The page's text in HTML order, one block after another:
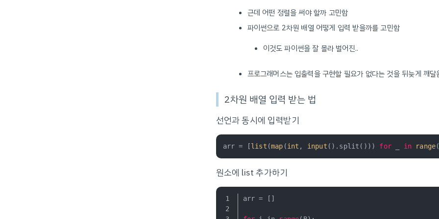
근데 어떤 정렬을 써야 할까 고민함
파이썬으로 2차원 배열 어떻게 입력 받을까를 고민함
이것도 파이썬을 잘 몰라 벌어진..
프로그래머스는 입출력을 구현할 필요가 없다는 것을 뒤늦게 깨달
2차원 배열 입력 받는 법
선언과 동시에 입력받기
arr = [list (map (int , input ().split())) for _ in range
원소에 list 추가하기
arr = []